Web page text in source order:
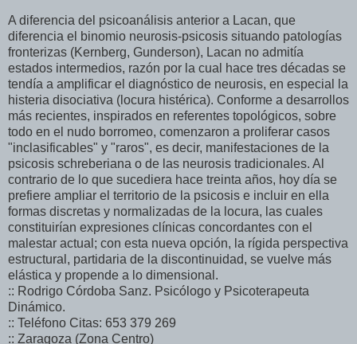
A diferencia del psicoanálisis anterior a Lacan, que
diferencia el binomio neurosis-psicosis situando patologías
fronterizas (Kernberg, Gunderson), Lacan no admitía
estados intermedios, razón por la cual hace tres décadas se
tendía a amplificar el diagnóstico de neurosis, en especial la
histeria disociativa (locura histérica). Conforme a desarrollos
más recientes, inspirados en referentes topológicos, sobre
todo en el nudo borromeo, comenzaron a proliferar casos
"inclasificables" y "raros", es decir, manifestaciones de la
psicosis schreberiana o de las neurosis tradicionales. Al
contrario de lo que sucediera hace treinta años, hoy día se
prefiere ampliar el territorio de la psicosis e incluir en ella
formas discretas y normalizadas de la locura, las cuales
constituirían expresiones clínicas concordantes con el
malestar actual; con esta nueva opción, la rígida perspectiva
estructural, partidaria de la discontinuidad, se vuelve más
elástica y propende a lo dimensional.
:: Rodrigo Córdoba Sanz. Psicólogo y Psicoterapeuta
Dinámico.
:: Teléfono Citas: 653 379 269
:: Zaragoza (Zona Centro)